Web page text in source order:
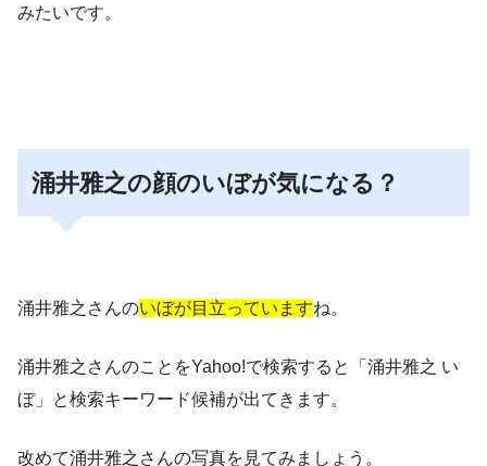
みたいです。
涌井雅之の顔のいぼが気になる？
涌井雅之さんのいぼが目立っていますね。
涌井雅之さんのことをYahoo!で検索すると
「涌井雅之 い
ぼ」と検索キーワード候補が出てきます。
改めて涌井雅之さんの写真を見てみましょう。